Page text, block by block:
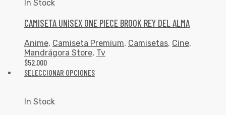
In Stock
CAMISETA UNISEX ONE PIECE BROOK REY DEL ALMA
Anime, Camiseta Premium, Camisetas, Cine,
Mandrágora Store, Tv
$52,000
SELECCIONAR OPCIONES
In Stock